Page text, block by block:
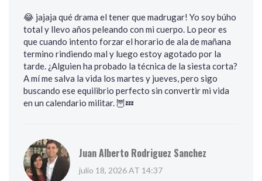
😂 jajaja qué drama el tener que madrugar! Yo soy búho
total y llevo años peleando con mi cuerpo. Lo peor es
que cuando intento forzar el horario de ala de mañana
termino rindiendo mal y luego estoy agotado por la
tarde. ¿Alguien ha probado la técnica de la siesta corta?
A mí me salva la vida los martes y jueves, pero sigo
buscando ese equilibrio perfecto sin convertir mi vida
en un calendario militar. 🦉💤
Juan Alberto Rodriguez Sanchez
julio 18, 2026 AT 14:37